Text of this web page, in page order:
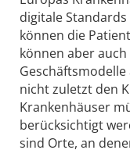
digitale
können die
können aber
nicht zuletzt den
Krankenhäuser
berücksichtigt
sind Orte, an